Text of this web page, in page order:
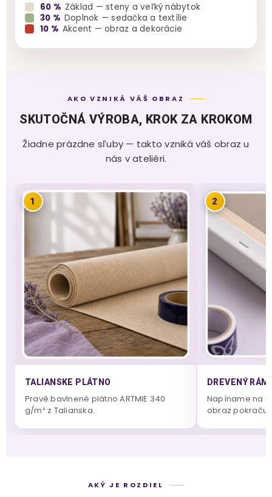
60 % Základ — steny a veľký nábytok
30 % Doplnok — sedačka a textílie
10 % Akcent — obraz a dekorácie
AKO VZNIKÁ VÁŠ OBRAZ
SKUTOČNÁ VÝROBA, KROK ZA KROKOM
Žiadne prázdne sľuby — takto vzniká váš obraz u
nás v ateliéri.
1
TALIANSKE PLÁTNO
Pravé bavlnené plátno ARTMIE 340
g/m² z Talianska.
2
DREVENÝ
Napíname na
obraz
AKÝ JE ROZDIEL